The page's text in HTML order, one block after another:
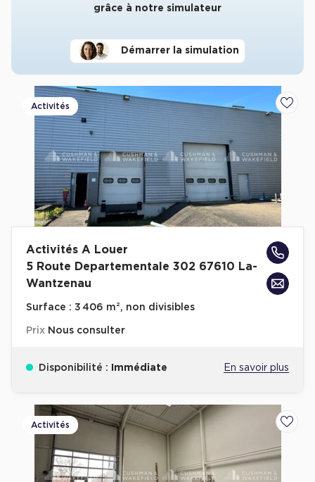
grâce à notre simulateur
Démarrer la simulation
Activités
Activités A Louer
5 Route Departementale 302 67610 La-
Wantzenau
Surface : 3 406 m², non divisibles
Prix Nous consulter
Disponibilité : Immédiate En savoir plus
Activités